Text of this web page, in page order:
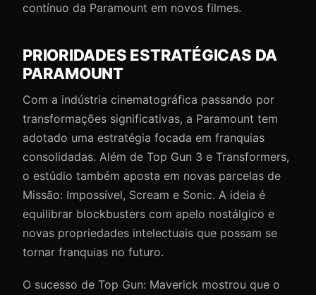
contínuo da Paramount em novos filmes.
PRIORIDADES ESTRATÉGICAS DA
PARAMOUNT
Com a indústria cinematográfica passando por
transformações significativas, a Paramount tem
adotado uma estratégia focada em franquias
consolidadas. Além de Top Gun 3 e Transformers,
o estúdio também aposta em novas parcelas de
Missão: Impossível, Scream e Sonic. A ideia é
equilibrar blockbusters com apelo nostálgico e
novas propriedades intelectuais que possam se
tornar franquias no futuro.
O sucesso de Top Gun: Maverick mostrou que o